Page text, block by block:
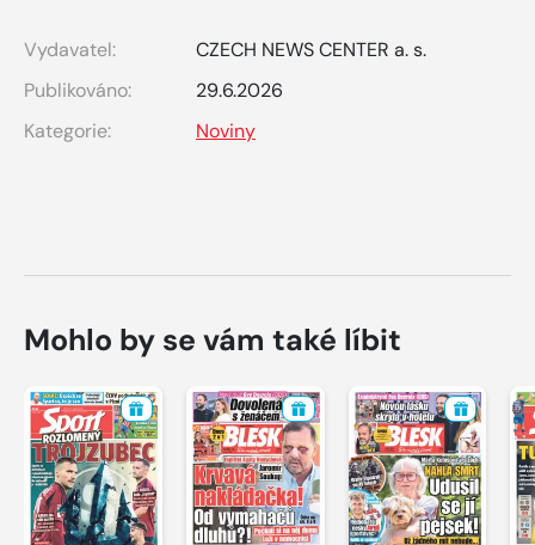
Vydavatel:
CZECH NEWS CENTER a. s.
Publikováno:
29.6.2026
Kategorie:
Noviny
Mohlo by se vám také líbit